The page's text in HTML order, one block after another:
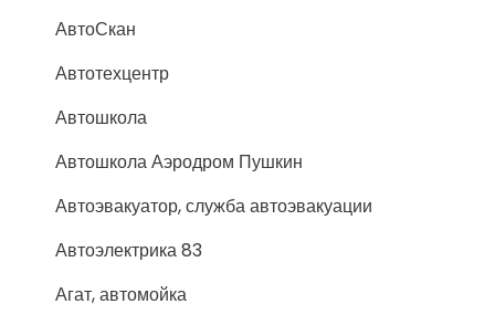
АвтоСкан
Автотехцентр
Автошкола
Автошкола Аэродром Пушкин
Автоэвакуатор, служба автоэвакуации
Автоэлектрика 83
Агат, автомойка